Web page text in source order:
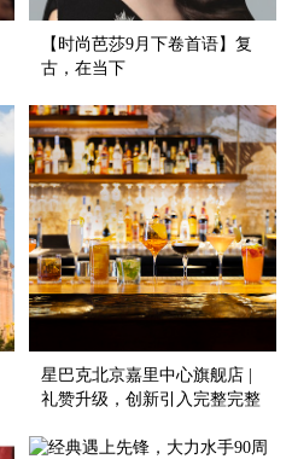
【时尚芭莎9月下卷首语】复
古，在当下
星巴克北京嘉里中心旗舰店 |
礼赞升级，创新引入完整完整